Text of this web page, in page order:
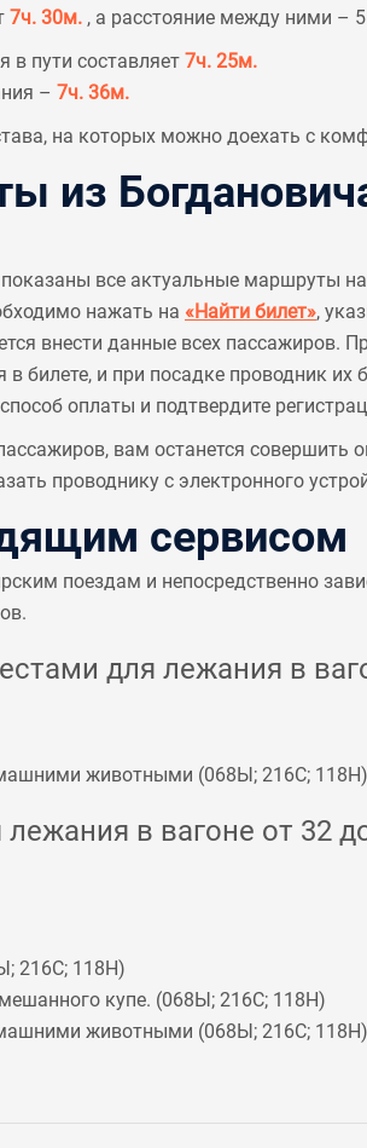
7ч. 30м. , а расстояние между ними –
пути составляет 7ч. 25м.
– 7ч. 36м.
на которых можно доехать с
из
все актуальные маршруты
нажать на «Найти билет»,
внести данные всех пассажиров.
билете, и при посадке проводник их
оплаты и подтвердите
вам останется
проводнику с электронного
сервисом
поездам и непосредственно
для лежания в
животными (068Ы; 216С; 118Н)
в вагоне от 32
; 216С; 118Н)
купе. (068Ы; 216С; 118Н)
животными (068Ы; 216С; 118Н)